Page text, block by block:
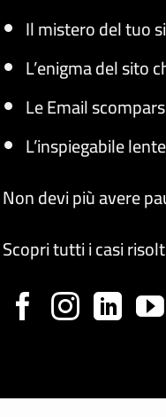
Il mistero del tuo
L’enigma del sito
Le Email
L’inspiegabile
Non devi più avere
Scopri tutti i casi